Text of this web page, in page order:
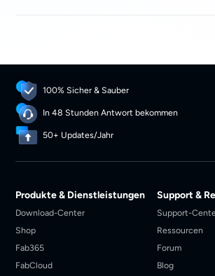
100% Sicher & Sauber
In 48 Stunden Antwort bekommen
50+ Updates/Jahr
Produkte & Dienstleistungen
Download-Center
Shop
Fab365
FabCloud
Support &
Support-
Ressourcen
Forum
Blog